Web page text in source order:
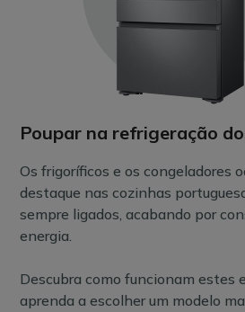
Poupar na refrigeração
Os frigoríficos e os congeladores
destaque nas cozinhas
sempre ligados, acabando por
energia.
Descubra como funcionam estes
aprenda a escolher um modelo